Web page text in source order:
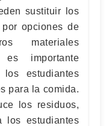
sustituir los
opciones de
materiales
es importante
estudiantes
para la comida.
los residuos,
los estudiantes